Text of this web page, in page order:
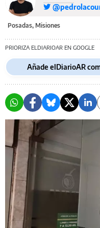
Posadas, Misiones
PRIORIZA ELDIARIOAR EN GOOGLE
Añade elDiarioAR